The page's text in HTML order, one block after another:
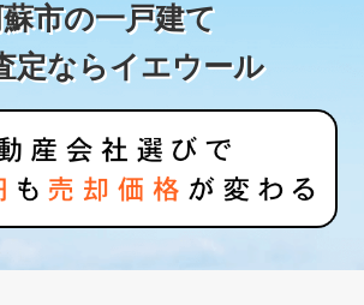
蘇市の一戸建て
定ならイエウール
査定
ー